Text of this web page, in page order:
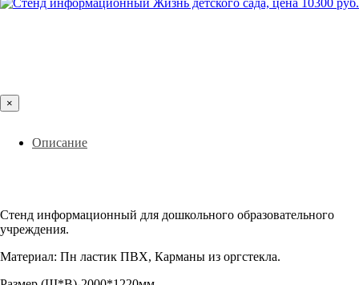
×
Описание
Стенд информационный для дошкольного образовательного
учреждения.
Материал: Пн ластик ПВХ, Карманы из оргстекла.